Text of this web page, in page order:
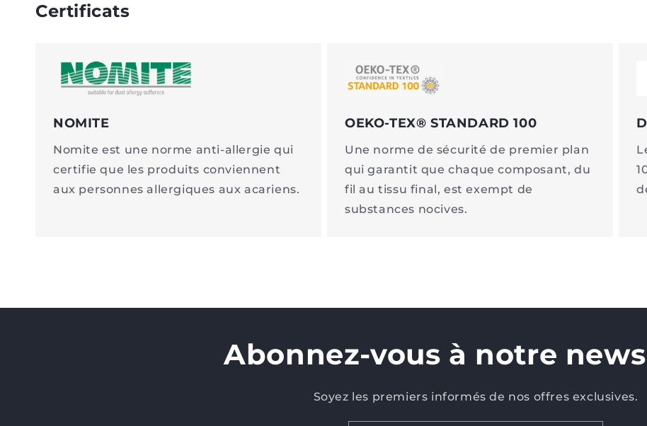
Certificats
NOMITE
Nomite est une norme anti-allergie qui
certifie que les produits conviennent
aux personnes allergiques aux acariens.
OEKO-TEX® STANDARD 100
Une norme de sécurité de premier plan
qui garantit que chaque composant, du
fil au tissu final, est exempt de
substances nocives.
Abonnez-vous à notre
Soyez les premiers informés de nos offres exclusives.